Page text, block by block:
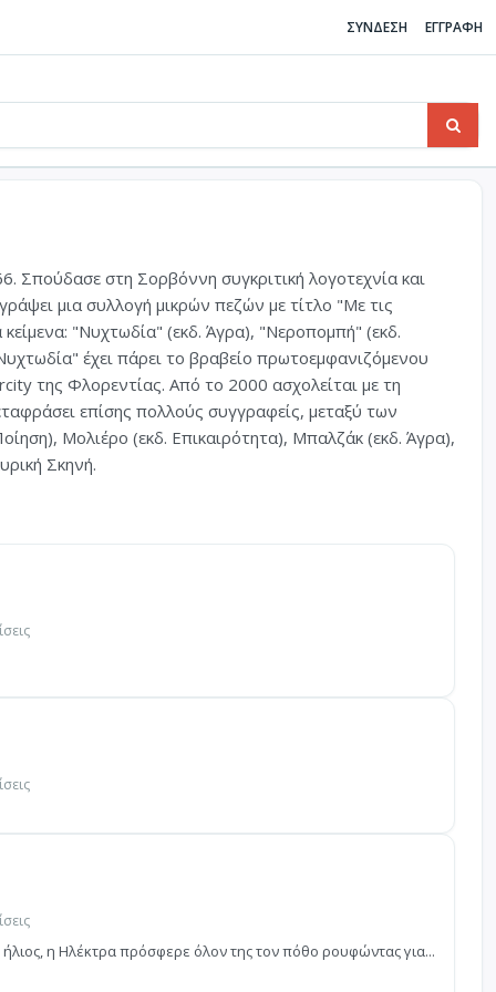
ΣΥΝΔΕΣΗ ΕΓΓΡΑΦΗ
στη Σορβόννη συγκριτική λογοτεχνία και
μια συλλογή μικρών πεζών με τίτλο "Με τις
"Νυχτωδία" (εκδ. Άγρα), "Νεροπομπή" (εκδ.
έχει πάρει το βραβείο πρωτοεμφανιζόμενου
της Φλορεντίας. Από το 2000 ασχολείται με τη
επίσης πολλούς συγγραφείς, μεταξύ των
Μολιέρο (εκδ. Επικαιρότητα), Μπαλζάκ (εκδ. Άγρα),
Σκηνή.
η Ηλέκτρα πρόσφερε όλον της τον πόθο ρουφώντας για...